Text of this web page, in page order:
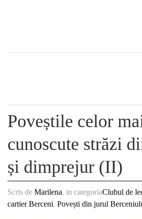
Poveștile celor
cunoscute străzi
și dimprejur (II)
Scris de Marilena, in categoriaClubul de
cartier Berceni, Povești din jurul